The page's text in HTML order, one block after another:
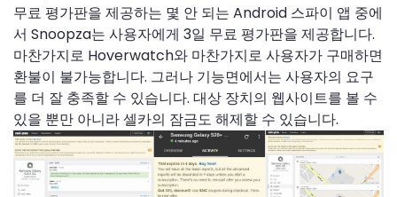
무료 평가판을 제공하는 몇 안 되는 Android 스파이 앱 중에
서 Snoopza는 사용자에게 3일 무료 평가판을 제공합니다.
마찬가지로 Hoverwatch와 마찬가지로 사용자가 구매하면
환불이 불가능합니다. 그러나 기능면에서는 사용자의 요구
를 더 잘 충족할 수 있습니다. 대상 장치의 웹사이트를 볼 수
있을 뿐만 아니라 셀카의 잠금도 해제할 수 있습니다.